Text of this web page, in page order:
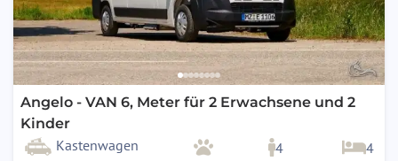
Angelo - VAN 6, Meter für 2 Erwachsene und 2
Kinder
Kastenwagen 4
4